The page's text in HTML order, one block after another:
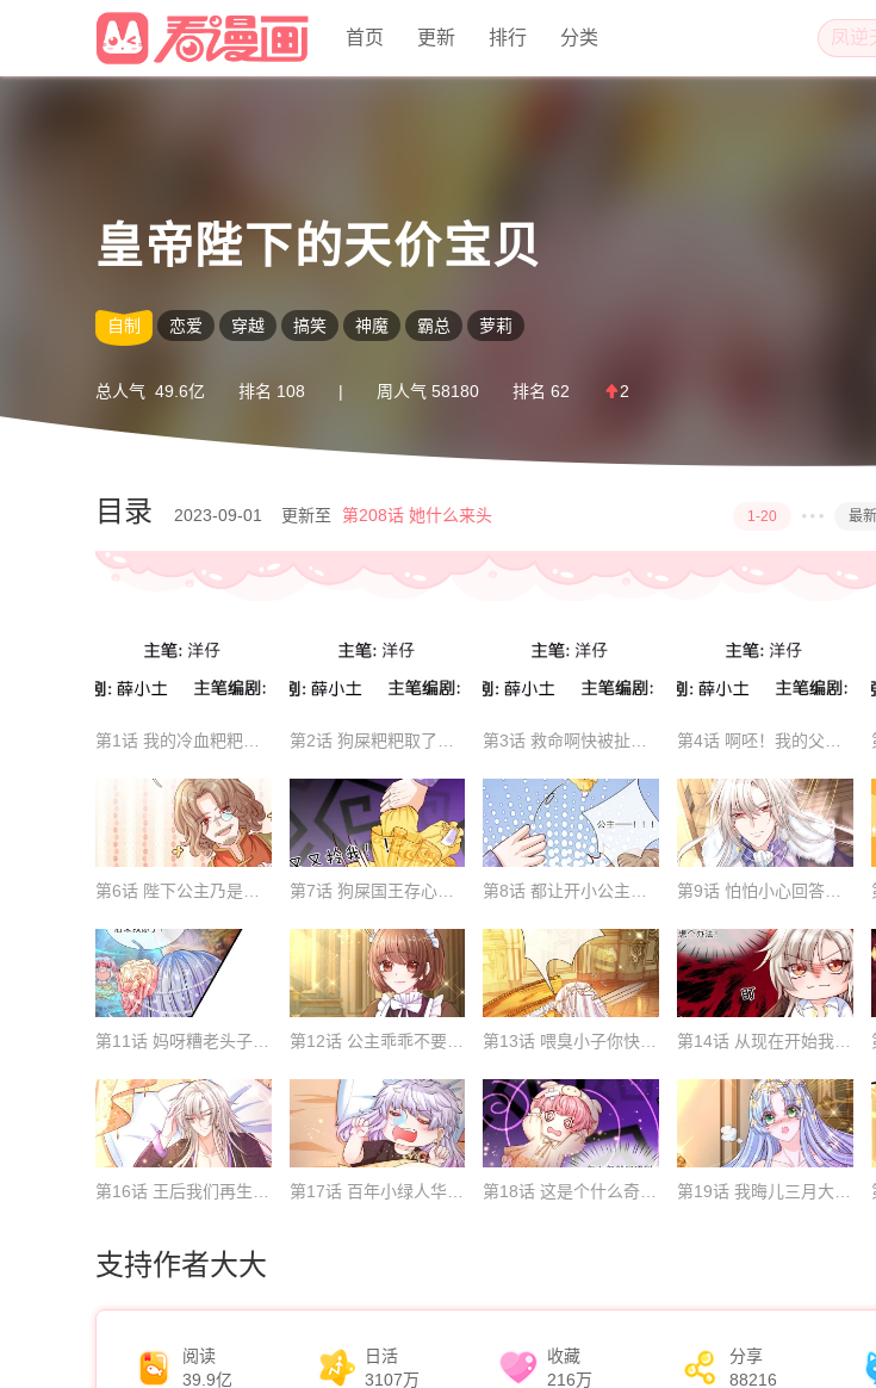
首页 更新 排行 分类
皇帝陛下的天价宝贝
自制 恋爱 穿越 搞笑 神魔 霸总 萝莉
总人气 49.6亿 排名 108 | 周人气 58180 排名 62 2
目录 2023-09-01 更新至 第208话 她什么来头 1-20 最
第1话 我的冷血粑粑和疯子妈 第2话 狗屎粑粑取了个垃圾名 第3话 救命啊快被扯成两半了 第4话 啊呸！我的父王有点坏
第6话 陛下公主乃是真天才啊 第7话 狗屎国王存心要搞死我 第8话 都让开小公主要开挂了 第9话 怕怕小心回答狗命要紧
第17话 百年小绿人华丽登场了
支持作者大大
阅读
39.9亿
日活
3107万
收藏
216万
分享
88216